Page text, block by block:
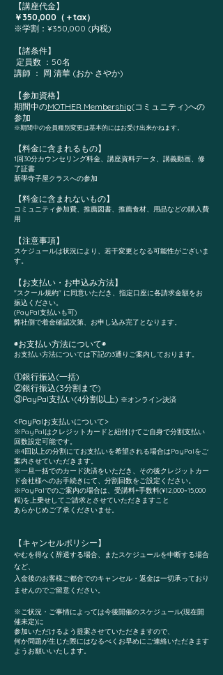
【講座代金】
￥350,000（＋tax）
※学割：¥350,000 (内税)
【諸条件】
定員数 ：50名
講師 ： 岡 清華 (おか さやか)
【参加資格】
期間中のMOTHER Membership(コミュニティ)への
参加
※期間中の会員種別変更は基本的にはお受け出来かねます。​
【料金に含まれるもの】
1回30分カウンセリング料金、講座資料データ、講義動画、修
了証書
新學寺子屋クラスへの参加
【料金に含まれないもの】
コミュニティ参加費、推薦図書、推薦食材、用品などの購入費
用
【注意事項】
スケジュールは状況により、若干変更となる可能性がございま
す。
【お支払い・お申込み方法】
"スクール規約" に同意いただき、 指定口座に各請求金額をお
振込ください。
(PayPal支払いも可)
弊社側で着金確認次第、お申し込み完了となります。
◉お支払い方法について◉
お支払い方法については下記の3通りご案内しております。
①銀行振込(一括)
②銀行振込(3分割まで)
③PayPal支払い(4分割以上) ※オンライン決済
<PayPalお支払いについて>
※PayPalはクレジットカードと紐付けてご自身で分割支払い
回数設定可能です。
※4回以上の分割にてお支払いを希望される場合はPayPalをご
案内させていただきます。
※一旦一括でのカード決済をいただき、その後クレジットカー
ド会社様へのお手続き にて、分割回数をご設定ください。
※PayPalでのご案内の場合は、受講料+手数料(¥12,000~15,000
程)を上乗せしてご請求とさせていただきますこと
あらかじめご了承くださいませ。
【キャ ンセルポリシー】
やむを得なく辞退する場合、またスケジュールを中断する場合
など、
入金後のお客様ご都合でのキャンセル・返金は一切承っており
ませんのでご留意ください。
※ご状況・ご事情によっては今後開催のスケジュール(現在開
催未定)に
参加いただけるよう提案させていただきますので、
何か問題が生じた際にはなるべくお早めにご連絡いただきます
ようお願いいたします。